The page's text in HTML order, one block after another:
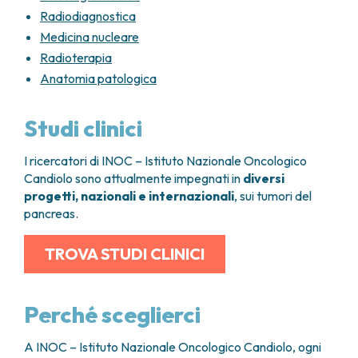
5-fluorouracile (5FU) associato all’acido folinico
(via endovenosa)
Gemcitabina (via endovenosa)
Irinotecan (via endovenosa)
Nab-Paclitaxel (via endovenosa)
Questi farmaci possono essere effettuatiin
combinazione tra loro o utilizzati
singolarmente
la sede interessata dal tumore, le condizioni
generali e il tipo di chemioterapia già ricevuta –
Infine, sono in corso numerosi studi clinici con
l’obiettivo di individuare il trattamento
Radiodiagnostica
Medicina nucleare
Radioterapia
Anatomia patologica
Studi clinici
I ricercatori di INOC – Istituto Nazionale Oncologico
Candiolo sono attualmente impegnati in diversi
progetti, nazionali e internazionali, sui tumori del
pancreas.
TROVA STUDI CLINICI
Perché sceglierci
A INOC – Istituto Nazionale Oncologico Candiolo, ogni